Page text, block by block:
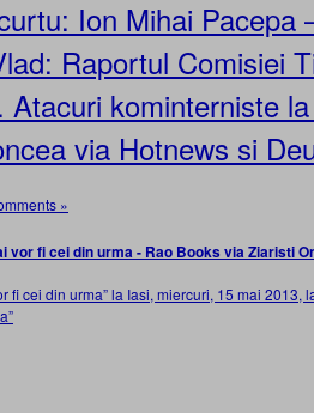
Ion Mihai Pacepa
Raportul Comisiei
Atacuri kominterniste
via Hotnews si
»
fi cei din urma” la Iasi, miercuri, 15 mai 2013,